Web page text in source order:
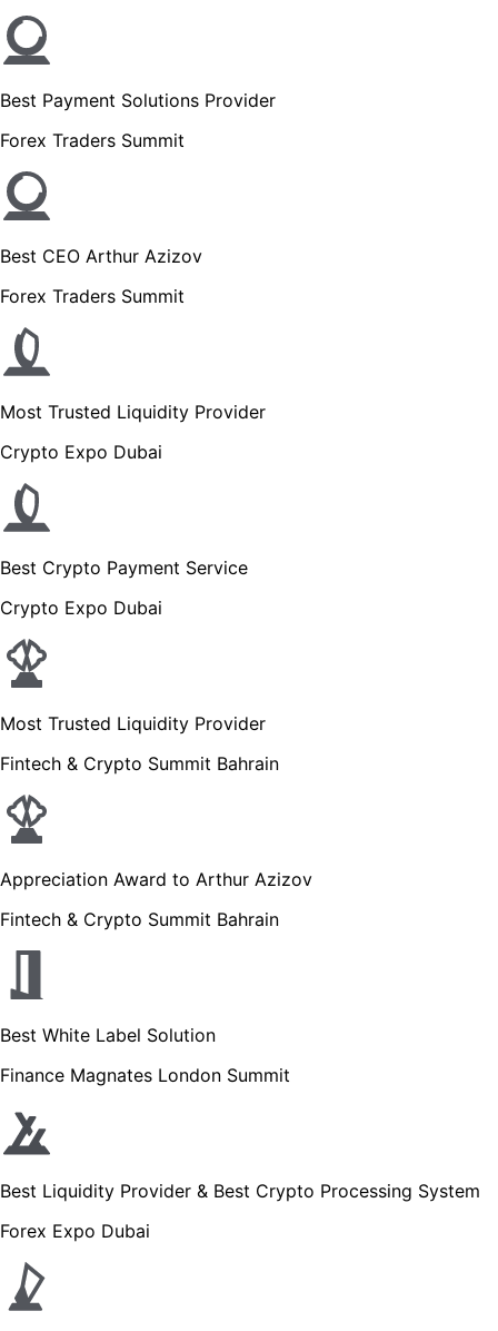
Best Payment Solutions Provider
Forex Traders Summit
Best CEO Arthur Azizov
Forex Traders Summit
Most Trusted Liquidity Provider
Crypto Expo Dubai
Best Crypto Payment Service
Crypto Expo Dubai
Most Trusted Liquidity Provider
Fintech & Crypto Summit Bahrain
Appreciation Award to Arthur Azizov
Fintech & Crypto Summit Bahrain
Best White Label Solution
Finance Magnates London Summit
Best Liquidity Provider & Best Crypto Processing System
Forex Expo Dubai